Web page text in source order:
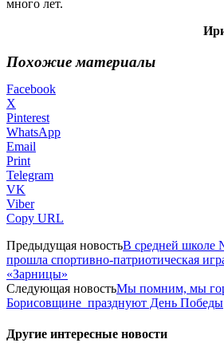
много лет.
Похожие материалы
Facebook
X
Pinterest
WhatsApp
Email
Print
Telegram
VK
Viber
Copy URL
Предыдущая новостьВ средней школе
прошла спортивно-патриотическая
«Зарницы»
Следующая новостьМы помним, мы
Борисовщине празднуют День Победы
Другие интересные новости